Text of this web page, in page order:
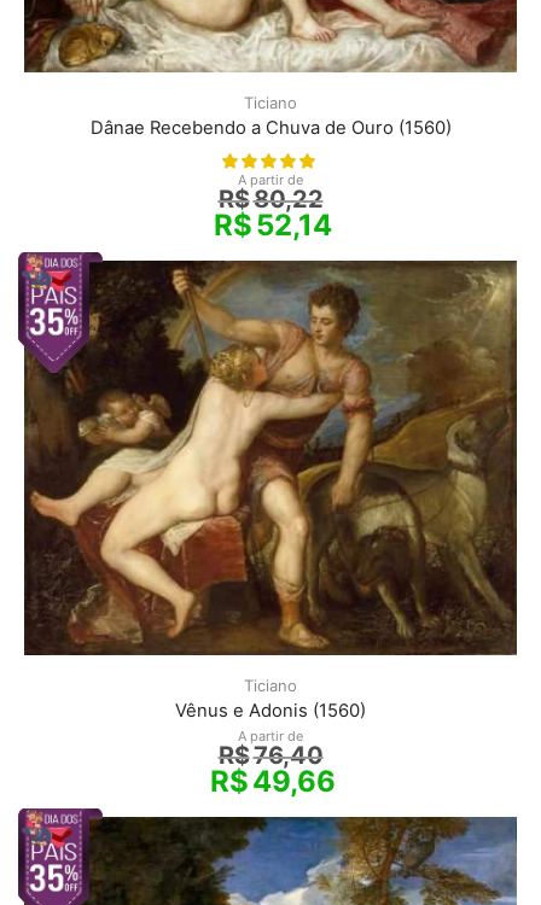
Ticiano
Dânae Recebendo a Chuva de Ouro (1560)
A partir de
R$80,22
R$52,14
Ticiano
Vênus e Adonis (1560)
A partir de
R$76,40
R$49,66